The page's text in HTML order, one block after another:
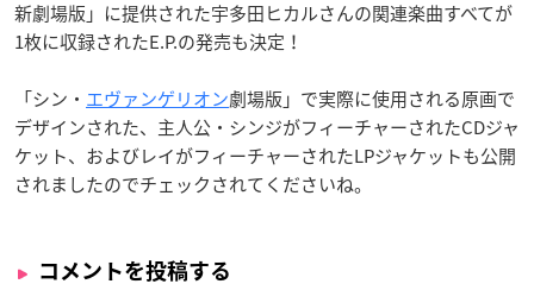
新劇場版」に提供された宇多田ヒカルさんの関連楽曲すべてが
1枚に収録されたE.P.の発売も決定！
「シン・ エヴァンゲリオン劇場版」で実際に使用される原画で
デザインされた、主人公・シンジがフィーチャーされたCDジャ
ケット、およびレイがフィーチャーされたLPジャケットも公開
されましたのでチェックされてくださいね。
コメントを投稿する